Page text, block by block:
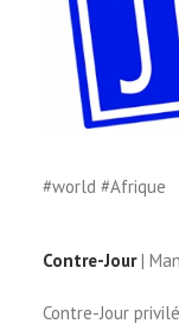
#world #Afrique
Contre-Jour|
Contre-Jour